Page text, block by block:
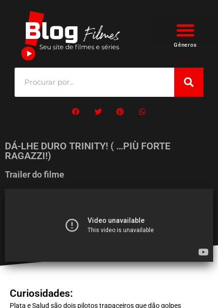
Gêneros
DÁ-LHE DURO TRINITY! ( …PIÙ FORTE
RAGAZZI!)
Trailer do filme
Curiosidades:
Plata e Salud são dois pilotos trapaceiros que dão golpes